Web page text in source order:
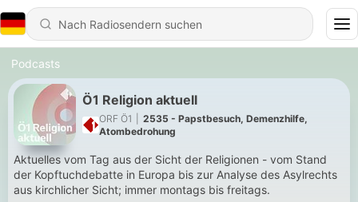
Podcasts
Ö1 Religion aktuell
ORF Ö1
2535 - Papstbesuch, Demenzhilfe,
Atombedrohung
Aktuelles vom Tag aus der Sicht der Religionen - vom Stand
der Kopftuchdebatte in Europa bis zur Analyse des Asylrechts
aus kirchlicher Sicht; immer montags bis freitags.